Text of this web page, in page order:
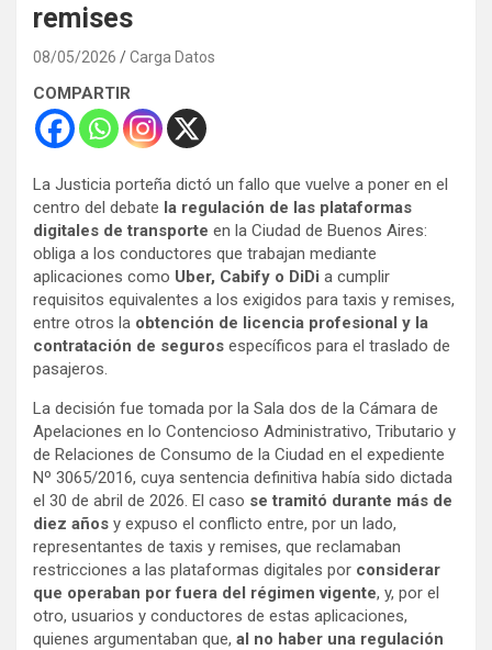
remises
08/05/2026 Carga Datos
COMPARTIR
La Justicia porteña dictó un fallo que vuelve a poner en el
centro del debate la regulación de las plataformas
digitales de transporte en la Ciudad de Buenos Aires:
obliga a los conductores que trabajan mediante
aplicaciones como Uber, Cabify o DiDi a cumplir
requisitos equivalentes a los exigidos para taxis y remises,
entre otros la obtención de licencia profesional y la
contratación de seguros específicos para el traslado de
pasajeros.
La decisión fue tomada por la Sala dos de la Cámara de
Apelaciones en lo Contencioso Administrativo, Tributario y
de Relaciones de Consumo de la Ciudad en el expediente
Nº 3065/2016, cuya sentencia definitiva había sido dictada
el 30 de abril de 2026. El caso se tramitó durante más de
diez años y expuso el conflicto entre, por un lado,
representantes de taxis y remises, que reclamaban
restricciones a las plataformas digitales por considerar
que operaban por fuera del régimen vigente, y, por el
otro, usuarios y conductores de estas aplicaciones,
quienes argumentaban que, al no haber una regulación